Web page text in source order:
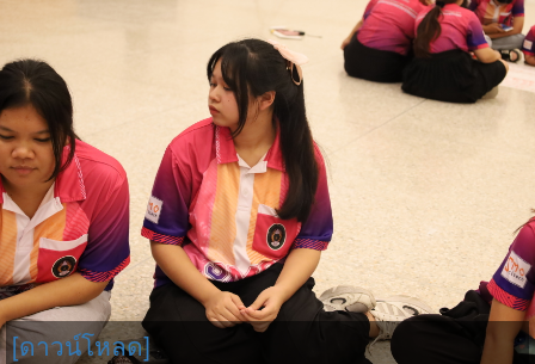
[ดาวน์โหลด]